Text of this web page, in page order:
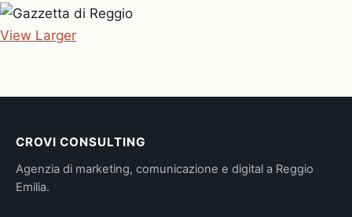
View Larger
CROVI CONSULTING
Agenzia di marketing, comunicazione e digital a Reggio
Emilia.